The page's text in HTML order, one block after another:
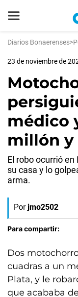
Diarios Bonaerenses>
23 de noviembre de
médico
millón y
El robo ocurrió
su casa y lo
arma.
Por jmo2502
Para compartir:
Dos
cuadras a un
Plata, y le
que acababa